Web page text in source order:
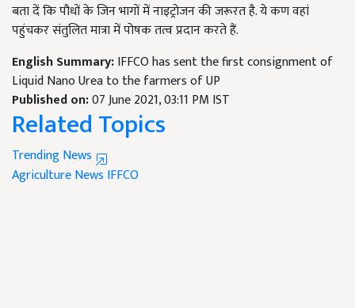
बता दें कि पौधों के जिन भागों में नाइट्रोजन की जरूरत है. ये कण वहां
पहुंचकर संतुलित मात्रा में पोषक तत्व प्रदान करते हैं.
English Summary:IFFCO has sent the first consignment of
Liquid Nano Urea to the farmers of UP
Published on:07 June 2021, 03:11 PM IST
Related Topics
Trending News
Agriculture News IFFCO